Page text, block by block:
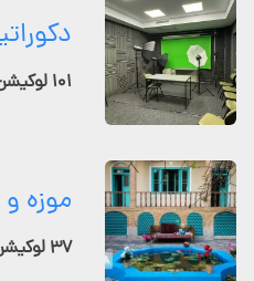
۱۰۱ لوکیشن فیلمبرداری فعال
موزه
۳۷ لوکیشن فیلمبرداری فعال